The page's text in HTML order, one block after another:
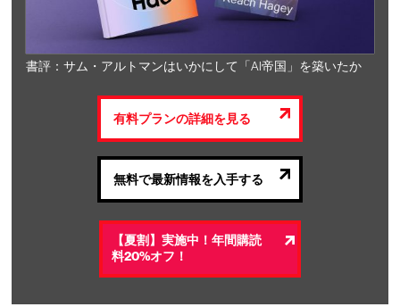
書評：サム・アルトマンはいかにして「AI帝国」を築いたか
有料プランの詳細を見る
無料で最新情報を入手する
【夏割】実施中！年間購読
料20%オフ！